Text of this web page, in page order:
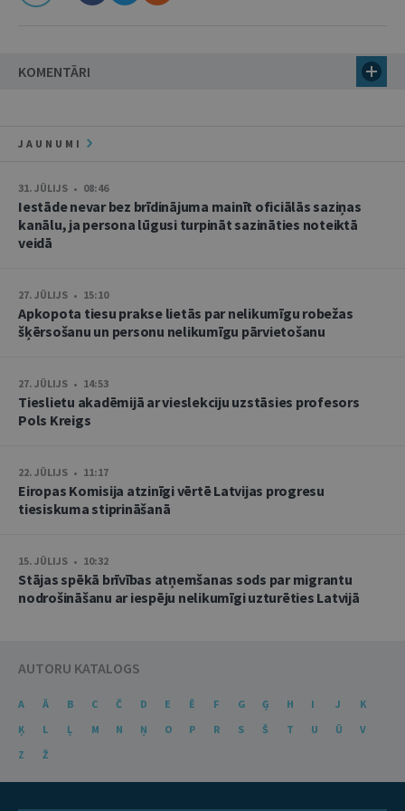
KOMENTĀRI
JAUNUMI
31. JŪLIJS • 08:46
Iestāde nevar bez brīdinājuma mainīt oficiālās saziņas
kanālu, ja persona lūgusi turpināt sazināties noteiktā
veidā
27. JŪLIJS • 15:10
Apkopota tiesu prakse lietās par nelikumīgu robežas
šķērsošanu un personu nelikumīgu pārvietošanu
27. JŪLIJS • 14:53
Tieslietu akadēmijā ar vieslekciju uzstāsies profesors
Pols Kreigs
22. JŪLIJS • 11:17
Eiropas Komisija atzinīgi vērtē Latvijas progresu
tiesiskuma stiprināšanā
15. JŪLIJS • 10:32
Stājas spēkā brīvības atņemšanas sods par migrantu
nodrošināšanu ar iespēju nelikumīgi uzturēties Latvijā
AUTORU KATALOGS
A Ā B C Č D E Ē F G Ģ H I J
K
Ķ
L Ļ M N Ņ O P R S Š T U Ū
V
Z
Ž